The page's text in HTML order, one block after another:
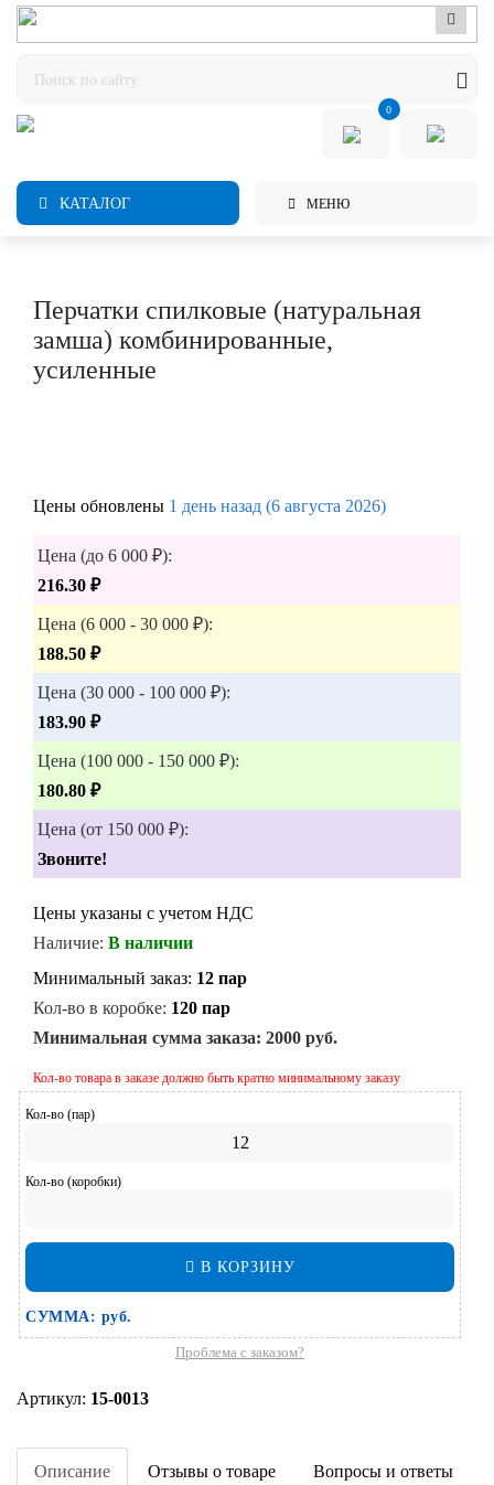
0
КАТАЛОГ МЕНЮ
Перчатки спилковые (натуральная
замша) комбинированные,
усиленные
Цены обновлены 1 день назад (6 августа 2026)
Цена (до 6 000 ₽):
216.30 ₽
Цена (6 000 - 30 000 ₽):
188.50 ₽
Цена (30 000 - 100 000 ₽):
183.90 ₽
Цена (100 000 - 150 000 ₽):
180.80 ₽
Цена (от 150 000 ₽):
Звоните!
Цены указаны с учетом НДС
Наличие: В наличии
Минимальный заказ: 12 пар
Кол-во в коробке: 120 пар
Минимальная сумма заказа: 2000 руб.
Кол-во товара в заказе должно быть кратно минимальному заказу
Кол-во (пар)
Кол-во (коробки)
В КОРЗИНУ
СУММА: руб.
Проблема с заказом?
Артикул: 15-0013
Описание Отзывы о товаре Вопросы и ответы